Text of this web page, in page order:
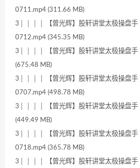
0711.mp4 (311.66 MB)
3│ │ │ │ 【曾光辉】股轩讲堂太极操盘手
0712.mp4 (345.35 MB)
3│ │ │ │ 【曾光辉】股轩讲堂太极操盘手
(675.48 MB)
3│ │ │ │ 【曾光辉】股轩讲堂太极操盘手
0707.mp4 (498.78 MB)
3│ │ │ │ 【曾光辉】股轩讲堂太极操盘手
(449.49 MB)
3│ │ │ │ 【曾光辉】股轩讲堂太极操盘手
0718.mp4 (365.78 MB)
3│ │ │ │ 【曾光辉】股轩讲堂太极操盘手